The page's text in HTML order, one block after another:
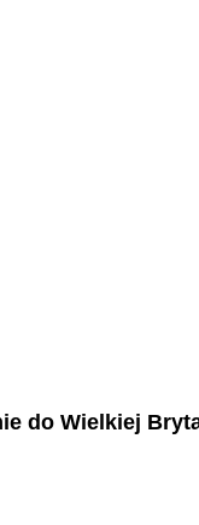
do Wielkiej